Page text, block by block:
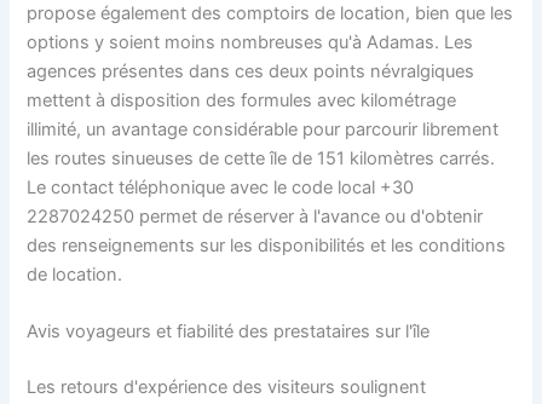
propose également des comptoirs de location, bien que les
options y soient moins nombreuses qu'à Adamas. Les
agences présentes dans ces deux points névralgiques
mettent à disposition des formules avec kilométrage
illimité, un avantage considérable pour parcourir librement
les routes sinueuses de cette île de 151 kilomètres carrés.
Le contact téléphonique avec le code local +30
2287024250 permet de réserver à l'avance ou d'obtenir
des renseignements sur les disponibilités et les conditions
de location.
Avis voyageurs et fiabilité des prestataires sur l'île
Les retours d'expérience des visiteurs soulignent